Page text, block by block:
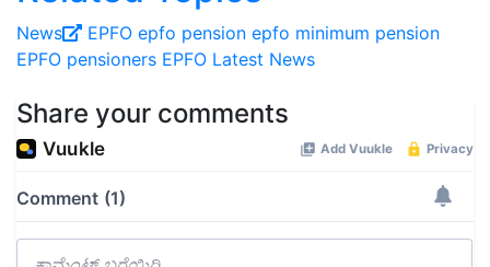
News EPFO epfo pension epfo minimum pension
EPFO pensioners EPFO Latest News
Share your comments